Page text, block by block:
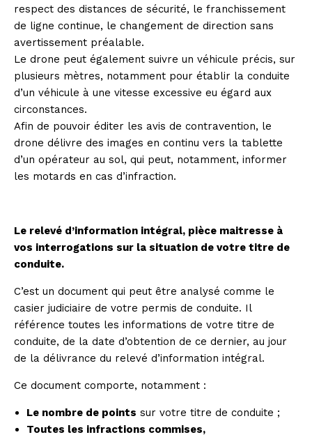
respect des distances de sécurité, le franchissement
de ligne continue, le changement de direction sans
avertissement préalable.
Le drone peut également suivre un véhicule précis, sur
plusieurs mètres, notamment pour établir la conduite
d’un véhicule à une vitesse excessive eu égard aux
circonstances.
Afin de pouvoir éditer les avis de contravention, le
drone délivre des images en continu vers la tablette
d’un opérateur au sol, qui peut, notamment, informer
les motards en cas d’infraction.
Le relevé d’information intégral, pièce maitresse à
vos interrogations sur la situation de votre titre de
conduite.
C’est un document qui peut être analysé comme le
casier judiciaire de votre permis de conduite. Il
référence toutes les informations de votre titre de
conduite, de la date d’obtention de ce dernier, au jour
de la délivrance du relevé d’information intégral.
Ce document comporte, notamment :
Le nombre de points sur votre titre de conduite ;
Toutes les infractions commises,